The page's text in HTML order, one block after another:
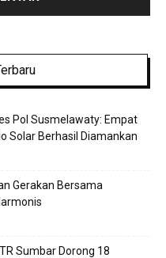
Pol Susmelawaty: Empat
Solar Berhasil Diamankan
Gerakan Bersama
Sumbar Dorong 18